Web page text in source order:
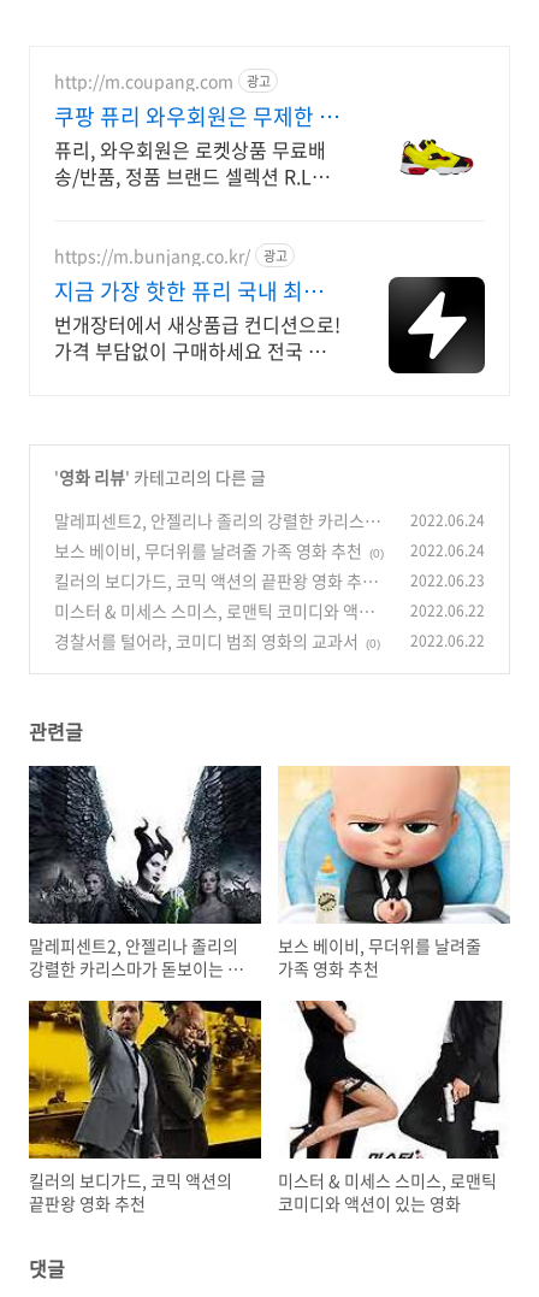
http://m.coupang.com 광고
쿠팡 퓨리 와우회원은 무제한 무
료배송
퓨리, 와우회원은 로켓상품 무료배
송/반품, 정품 브랜드 셀렉션 R.LUX
팡에서.
https://m.bunjang.co.kr/ 광고
지금 가장 핫한 퓨리 국내 최대
브랜드 중고거래
번개장터에서 새상품급 컨디션으로!
가격 부담없이 구매하세요 전국 각
'영화 리뷰' 카테고리의 다른 글
말레피센트2, 안젤리나 졸리의 강렬한 카리스마
가 돋보이는 영화 (0)
2022.06.24
보스 베이비, 무더위를 날려줄 가족 영화 추천 (0) 2022.06.24
킬러의 보디가드, 코믹 액션의 끝판왕 영화 추천
(0)
2022.06.23
미스터 & 미세스 스미스, 로맨틱 코미디와 액션
이 있는 영화 (0)
2022.06.22
경찰서를 털어라, 코미디 범죄 영화의 교과서 (0) 2022.06.22
관련글
말레피센트2, 안젤리나 졸리의
강렬한 카리스마가 돋보이는 영
보스 베이비, 무더위를 날려줄
가족 영화 추천
킬러의 보디가드, 코믹 액션의
끝판왕 영화 추천
미스터 & 미세스 스미스, 로맨틱
코미디와 액션이 있는 영화
댓글